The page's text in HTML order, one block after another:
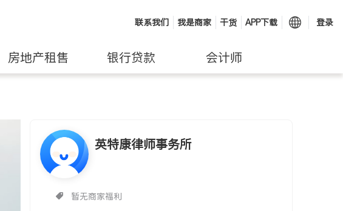
联系我们 我是商家 干货 APP下载 登录
房地产租售 银行贷款 会计师
英特康律师事务所
暂无商家福利